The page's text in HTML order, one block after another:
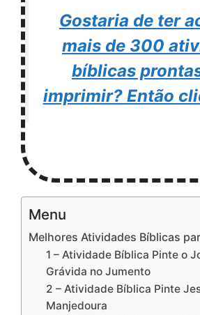
Gostaria de ter
mais de 300
bíblicas
imprimir? Então
Menu
Melhores Atividades Bíblicas
1 – Atividade Bíblica Pinte o
Grávida no Jumento
2 – Atividade Bíblica Pinte
Manjedoura